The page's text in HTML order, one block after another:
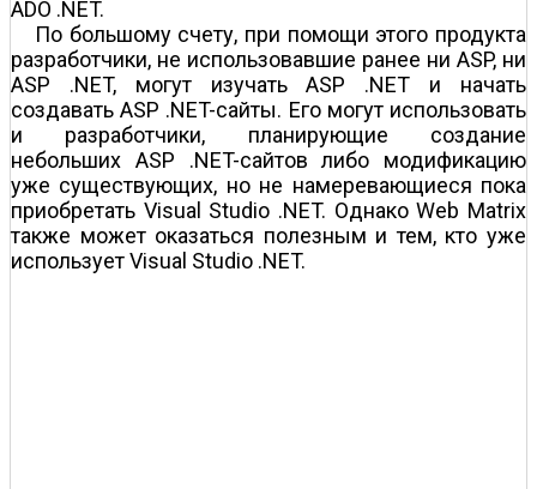
ADO .NET.
По большому счету, при помощи этого продукта
разработчики, не использовавшие ранее ни ASP, ни
ASP .NET, могут изучать ASP .NET и начать
создавать ASP .NET-сайты. Его могут использовать
и разработчики, планирующие создание
небольших ASP .NET-сайтов либо модификацию
уже существующих, но не намеревающиеся пока
приобретать Visual Studio .NET. Однако Web Matrix
также может оказаться полезным и тем, кто уже
использует Visual Studio .NET.